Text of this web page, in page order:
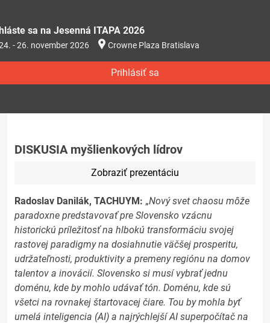
sa na Jesenná ITAPA 2026
- 26. november 2026 Crowne Plaza Bratislava
Prihlásiť sa
DISKUSIA myšlienkových lídrov
Zobraziť prezentáciu
Radoslav Danilák, TACHUYM: „Nový svet chaosu môže
paradoxne predstavovať pre Slovensko vzácnu
historickú príležitosť na hlbokú transformáciu svojej
rastovej paradigmy na dosiahnutie väčšej prosperitu,
udržateľnosti, produktivity a premeny regiónu na domov
talentov a inovácií. Slovensko si musí vybrať jednu
doménu, kde by mohlo udávať tón. Doménu, kde sú
všetci na rovnakej štartovacej čiare. Tou by mohla byť
umelá inteligencia (AI) a najrýchlejší AI superpočítač na